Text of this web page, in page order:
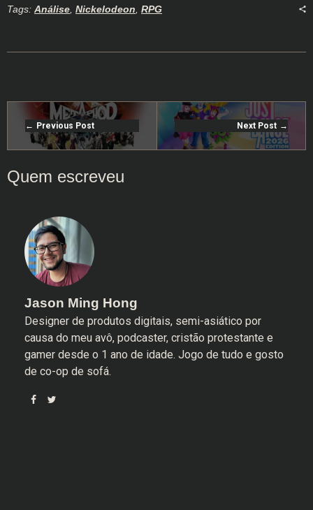
Tags: Análise, Nickelodeon, RPG
Previous Post Next Post
Jason Ming Hong
Designer de produtos digitais, semi-asiático por
causa do meu avô, podcaster, cristão protestante e
gamer desde o 1 ano de idade. Jogo de tudo e gosto
de co-op de sofá.